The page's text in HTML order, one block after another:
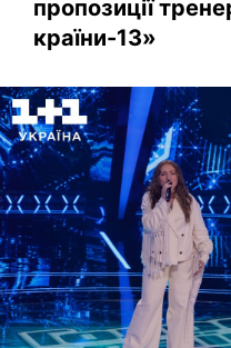
пропозиції
країни-13»